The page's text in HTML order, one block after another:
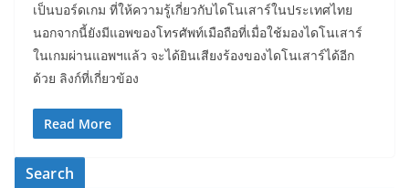
เป็นบอร์ดเกม ที่ให้ความรู้เกี่ยวกับไดโนเสาร์ในประเทศไทย
นอกจากนี้ยังมีแอพของโทรศัพท์เมือถือที่เมื่อใช้มองไดโนเสาร์
ในเกมผ่านแอพฯแล้ว จะได้ยินเสียงร้องของไดโนเสาร์ได้อีก
ด้วย ลิงก์ที่เกี่ยวข้อง
Read More
Search